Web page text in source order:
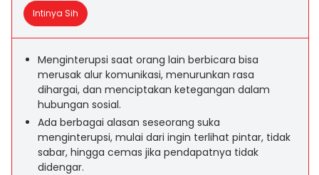
Intinya Sih
Menginterupsi saat orang lain berbicara bisa
merusak alur komunikasi, menurunkan rasa
dihargai, dan menciptakan ketegangan dalam
hubungan sosial.
Ada berbagai alasan seseorang suka
menginterupsi, mulai dari ingin terlihat pintar, tidak
sabar, hingga cemas jika pendapatnya tidak
didengar.